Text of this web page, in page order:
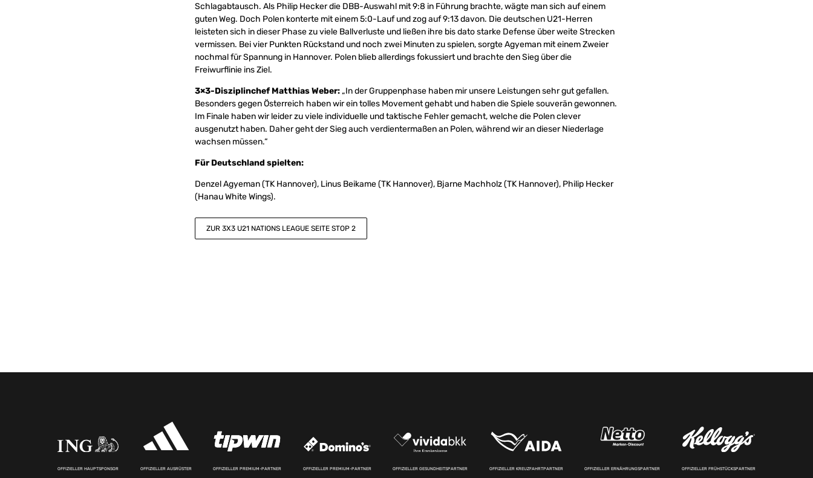
Schlagabtausch. Als Philip Hecker die DBB-Auswahl mit 9:8 in Führung brachte, wägte man sich auf einem
guten Weg. Doch Polen konterte mit einem 5:0-Lauf und zog auf 9:13 davon. Die deutschen U21-Herren
leisteten sich in dieser Phase zu viele Ballverluste und ließen ihre bis dato starke Defense über weite Strecken
vermissen. Bei vier Punkten Rückstand und noch zwei Minuten zu spielen, sorgte Agyeman mit einem Zweier
nochmal für Spannung in Hannover. Polen blieb allerdings fokussiert und brachte den Sieg über die
Freiwurflinie ins Ziel.
3×3-Disziplinchef Matthias Weber: „In der Gruppenphase haben mir unsere Leistungen sehr gut gefallen.
Besonders gegen Österreich haben wir ein tolles Movement gehabt und haben die Spiele souverän gewonnen.
Im Finale haben wir leider zu viele individuelle und taktische Fehler gemacht, welche die Polen clever
ausgenutzt haben. Daher geht der Sieg auch verdientermaßen an Polen, während wir an dieser Niederlage
wachsen müssen.“
Für Deutschland spielten:
Denzel Agyeman (TK Hannover), Linus Beikame (TK Hannover), Bjarne Machholz (TK Hannover), Philip Hecker
(Hanau White Wings).
ZUR 3X3 U21 NATIONS LEAGUE SEITE STOP 2
OFFIZIELLER HAUPTSPONSOR OFFIZIELLER AUSRÜSTER OFFIZIELLER PREMIUM-PARTNER OFFIZIELLER PREMIUM-PARTNER OFFIZIELLER GESUNDHEITSPARTNER OFFIZIELLER KREUZFAHRTPARTNER OFFIZIELLER ERNÄHRUNGSPARTNER OFFIZIELLER FRÜHSTÜCKSPARTNER